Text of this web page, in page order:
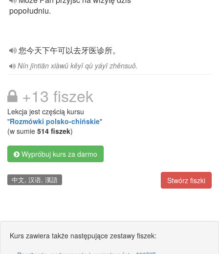
popołudniu.
您今天下午可以去牙医诊所。
Nín jīntiān xiàwǔ kěyǐ qù yáyī zhěnsuǒ.
+13 fiszek
Lekcja jest częścią kursu
"Rozmówki polsko-chińskie"
(w sumie 514 fiszek)
Wypróbuj kurs za darmo
Stwórz fiszki
中文, 汉语, 漢語
Kurs zawiera także następujące zestawy fiszek: